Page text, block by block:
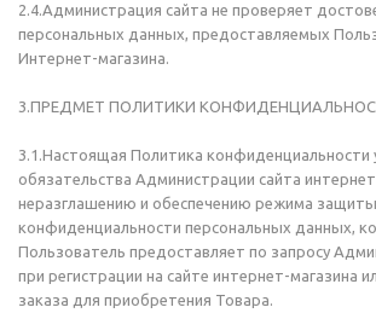
2.4.Администрация сайта не проверяет
персональных данных, предоставляемых
Интернет-магазина.
3.ПРЕДМЕТ ПОЛИТИКИ
3.1.Настоящая Политика конфиденциальности
обязательства Администрации сайта
неразглашению и обеспечению режима защиты
конфиденциальности персональных данных,
Пользователь предоставляет по запросу
при регистрации на сайте интернет-магазина
заказа для приобретения Товара.